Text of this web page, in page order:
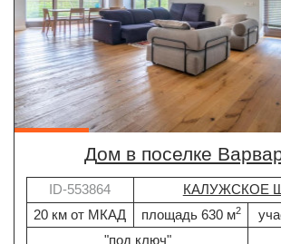
дом в поселке
ID-553864
КАЛУЖСКОЕ
20 км от МКАД
площадь 630 м2
"под ключ"